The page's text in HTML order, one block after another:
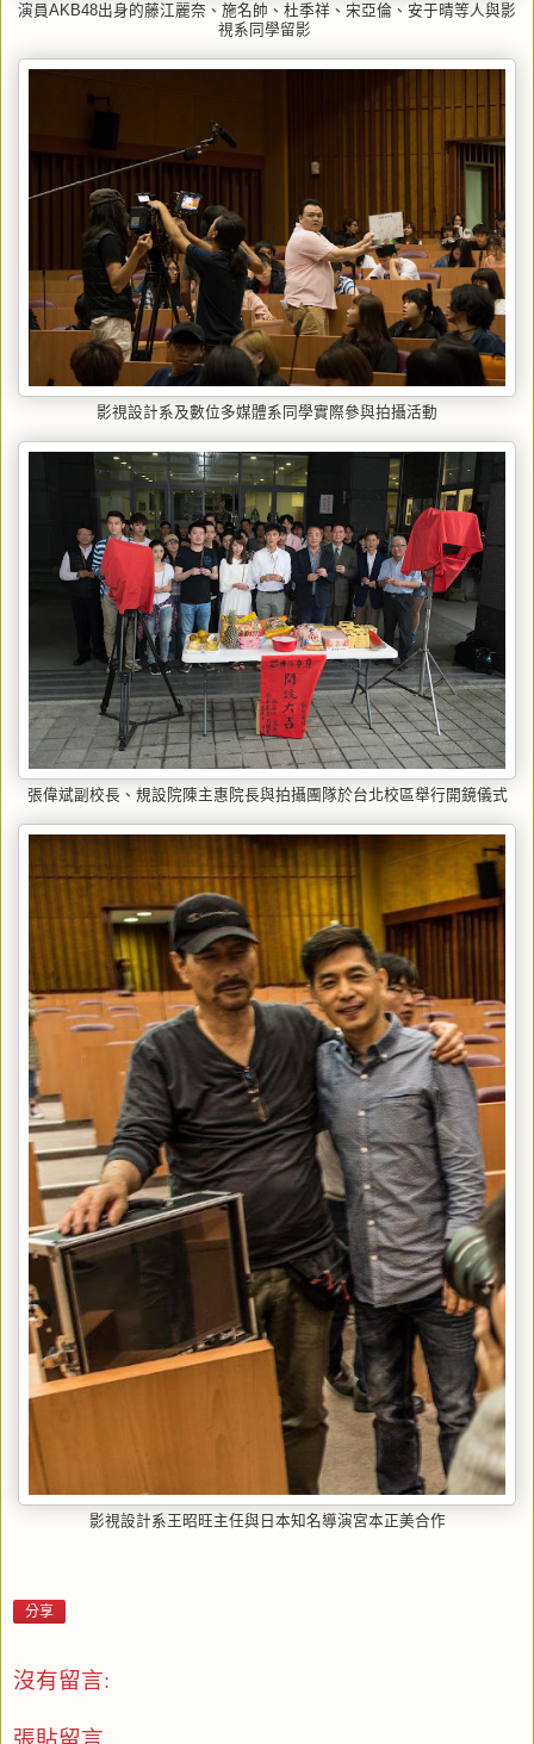
演員AKB48出身的藤江麗奈、施名帥、杜季祥、宋亞倫、安于晴等人與影
視系同學留影
影視設計系及數位多媒體系同學實際參與拍攝活動
張偉斌副校長、規設院陳主惠院長與拍攝團隊於台北校區舉行開鏡儀式
影視設計系王昭旺主任與日本知名導演宮本正美合作
分享
沒有留言:
張貼留言